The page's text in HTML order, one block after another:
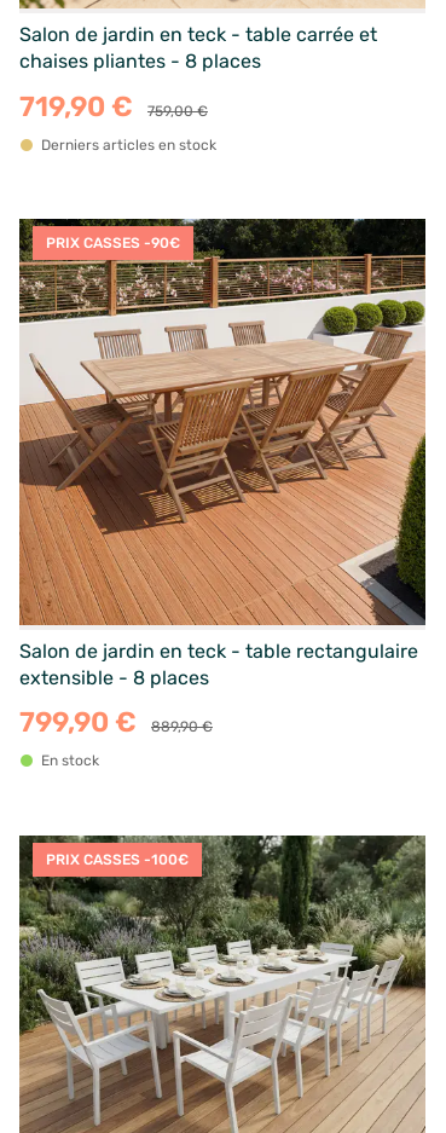
Salon de jardin en teck - table carrée et
chaises pliantes - 8 places
719,90 €
759,00 €
Derniers articles en stock
PRIX CASSES -90€
Salon de jardin en teck - table rectangulaire
extensible - 8 places
799,90 €
889,90 €
En stock
PRIX CASSES -100€